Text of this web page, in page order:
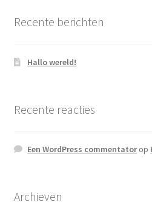
Recente berichten
Hallo wereld!
Recente reacties
Een WordPress commentatorop
Archieven